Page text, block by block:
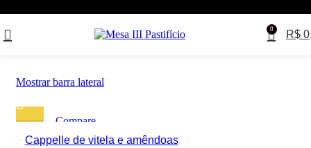
0 R$
Loja Online Página 2 Exibindo 13–24 de 156
Mostrar barra lateral
Compare
Visualização rápida
Cappelle de vitela e amêndoas